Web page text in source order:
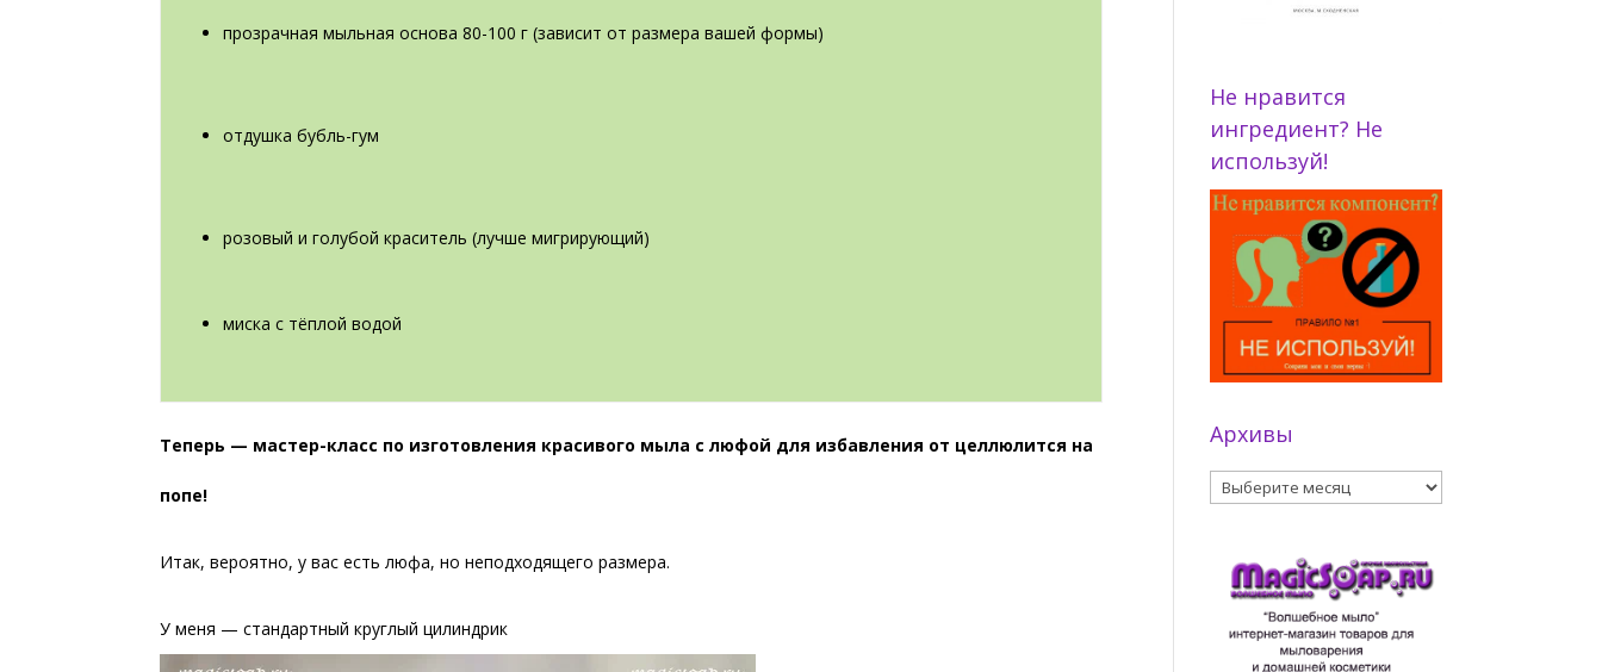
прозрачная мыльная основа 80-100 г (зависит от размера вашей формы)
отдушка бубль-гум
розовый и голубой краситель (лучше мигрирующий)
миска с тёплой водой
Теперь — мастер-класс по изготовления красивого мыла с люфой для избавления от целлюлится на
попе!
Итак, вероятно, у вас есть люфа, но неподходящего размера.
У меня — стандартный круглый цилиндрик
Не нравится
ингредиент? Не
используй!
Архивы
Архивы